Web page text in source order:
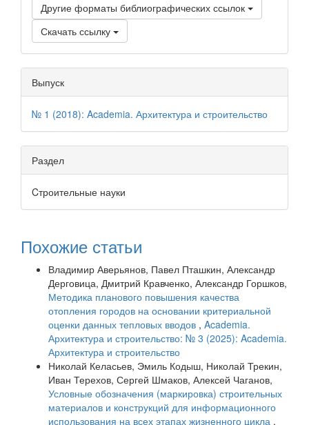
Другие форматы библиографических ссылок
Скачать ссылку
Выпуск
№ 1 (2018): Academia. Архитектура и строительство
Раздел
Cтроительные науки
Похожие статьи
Владимир Аверьянов, Павел Пташкин, Александр
Дерговица, Дмитрий Кравченко, Александр Горшков,
Методика планового повышения качества
отопления городов на основании критериальной
оценки данных тепловых вводов , Academia.
Архитектура и строительство: № 3 (2025): Academia.
Архитектура и строительство
Николай Келасьев, Эмиль Кодыш, Николай Трекин,
Иван Терехов, Сергей Шмаков, Алексей Чаганов,
Условные обозначения (маркировка) строительных
материалов и конструкций для информационного
использования на всех этапах жизненного цикла ,